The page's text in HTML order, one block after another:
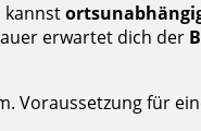
kannst
erwartet dich der
Voraussetzung für